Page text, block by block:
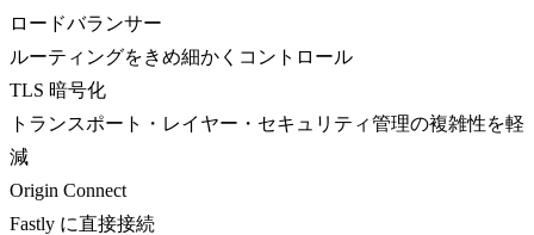
ロードバランサー
ルーティングをきめ細かくコントロール
TLS 暗号化
トランスポート・レイヤー・セキュリティ管理の複雑性を軽
減
Origin Connect
Fastly に直接接続